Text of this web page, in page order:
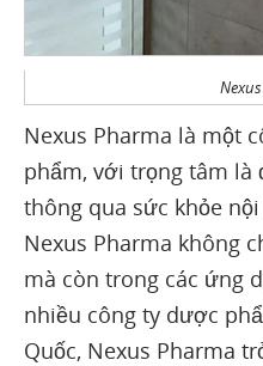
Nexus Pharma là một
phẩm, với trọng tâm
thông qua sức khỏe
Nexus Pharma không
mà còn trong các ứng
nhiều công ty dược
Quốc, Nexus Pharma